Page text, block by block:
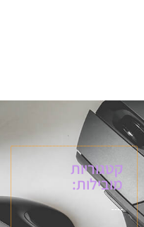
קטגוריות
מובילות: